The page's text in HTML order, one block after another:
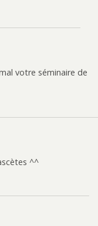
votre séminaire de
^^